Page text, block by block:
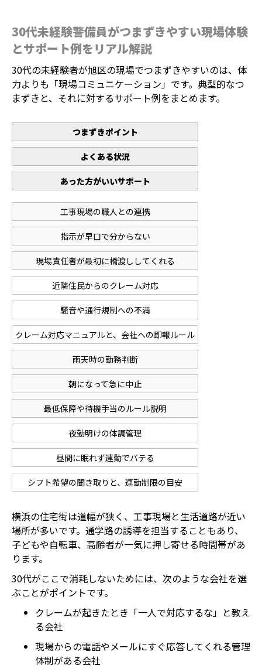
30代未経験警備員がつまずきやすい現場体験
とサポート例をリアル解説
30代の未経験者が旭区の現場でつまずきやすいのは、体
力よりも「現場コミュニケーション」です。典型的なつ
まずきと、それに対するサポート例をまとめます。
つまずきポイント
よくある状況
あった方がいいサポート
工事現場の職人との連携
指示が早口で分からない
現場責任者が最初に橋渡ししてくれる
近隣住民からのクレーム対応
騒音や通行規制への不満
クレーム対応マニュアルと、会社への即報ルール
雨天時の勤務判断
朝になって急に中止
最低保障や待機手当のルール説明
夜勤明けの体調管理
昼間に眠れず連勤でバテる
シフト希望の聞き取りと、連勤制限の目安
横浜の住宅街は道幅が狭く、工事現場と生活道路が近い
場所が多いです。通学路の誘導を担当することもあり、
子どもや自転車、高齢者が一気に押し寄せる時間帯があ
ります。
30代がここで消耗しないためには、次のような会社を選
ぶことがポイントです。
クレームが起きたとき「一人で対応するな」と教え
る会社
現場からの電話やメールにすぐ応答してくれる管理
体制がある会社